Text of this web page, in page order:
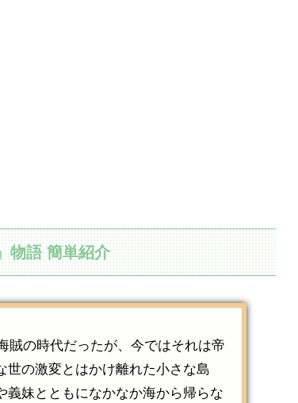
物語 簡単紹介
賊の時代だったが、今ではそれは帝
世の激変とはかけ離れた小さな島
義妹とともになかなか海から帰らな